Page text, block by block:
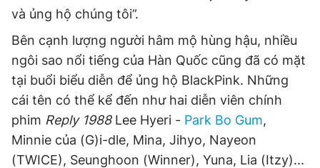
và ủng hộ chúng tôi”.
Bên cạnh lượng người hâm mộ hùng hậu, nhiều
ngôi sao nổi tiếng của Hàn Quốc cũng đã có mặt
tại buổi biểu diễn để ủng hộ BlackPink. Những
cái tên có thể kể đến như hai diễn viên chính
phim Reply 1988Lee Hyeri - Park Bo Gum,
Minnie của (G)i-dle, Mina, Jihyo, Nayeon
(TWICE), Seunghoon (Winner), Yuna, Lia (Itzy)...